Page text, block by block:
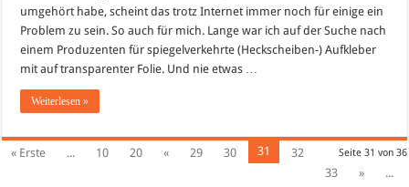
umgehört habe, scheint das trotz Internet immer noch für einige ein
Problem zu sein. So auch für mich. Lange war ich auf der Suche nach
einem Produzenten für spiegelverkehrte (Heckscheiben-) Aufkleber
mit auf transparenter Folie. Und nie etwas …
Weiterlesen »
Seite 31 von 36
« Erste ... 10 20 « 29 30 31
32
33
» ...